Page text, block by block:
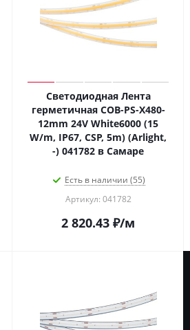
Светодиодная Лента
герметичная COB-PS-X480-
12mm 24V White6000 (15
W/m, IP67, CSP, 5m) (Arlight,
-) 041782 в Самаре
Есть в наличии (55)
Артикул: 041782
2 820.43 ₽/м